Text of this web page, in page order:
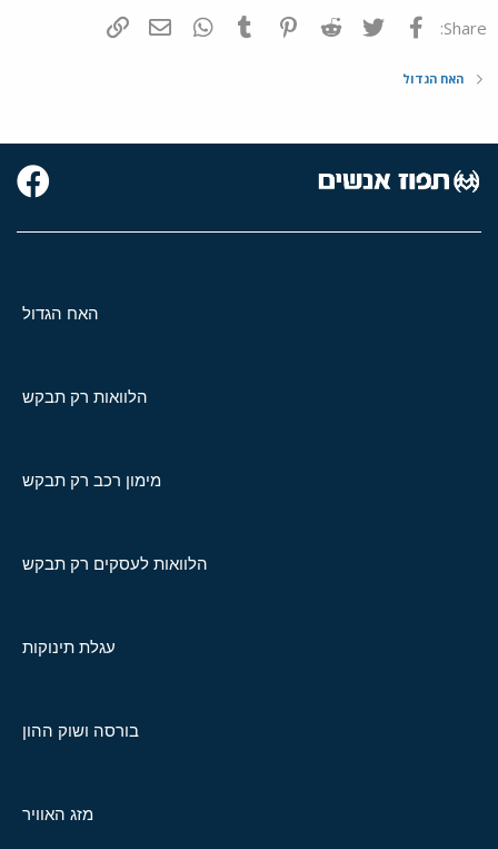
s
:
Share: פייסבוק Twitter
Reddit
Pinterest
Tumblr
WhatsAppדואר אלקטרוני
האח הגדול
האח הגדול
הלוואות רק תבקש
מימון רכב רק תבקש
הלוואות לעסקים רק תבקש
עגלת תינוקות
בורסה ושוק ההון
מזג האוויר